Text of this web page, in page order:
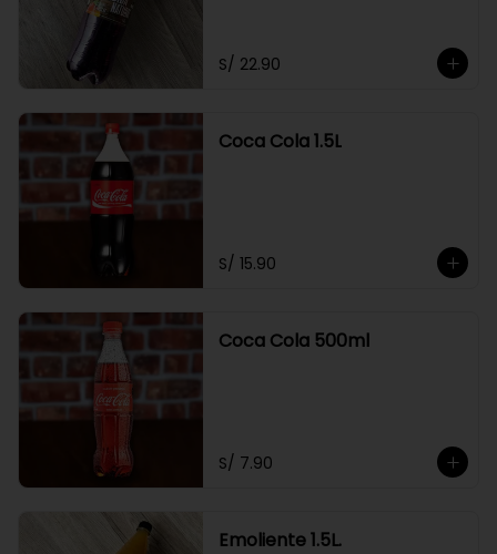
S/ 22.90
Coca Cola 1.5L
S/ 15.90
Coca Cola 500ml
S/ 7.90
Emoliente 1.5L.